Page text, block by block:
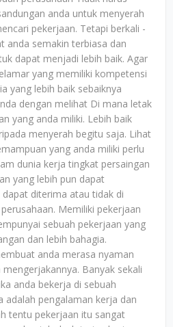
anda untuk menyerah
pekerjaan. Tetapi berkali -
anda semakin terbiasa dan
dapat menjadi lebih baik. Agar
yang memiliki kompetensi
yang lebih baik sebaiknya
dengan melihat Di mana letak
yang anda miliki. Lebih baik
menyerah begitu saja. Lihat
yang anda miliki perlu
dunia kerja tingkat persaingan
yang lebih pun dapat
diterima atau tidak di
Memiliki pekerjaan
sebuah pekerjaan yang
dan lebih bahagia.
anda merasa nyaman
Banyak sekali
anda bekerja di sebuah
adalah pengalaman kerja dan
tentu pekerjaan itu sangat